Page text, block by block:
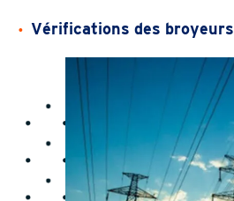
Vérifications des broyeurs